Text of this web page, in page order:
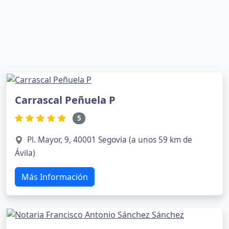
Carrascal Peñuela P
5
Pl. Mayor, 9, 40001 Segovia (a unos 59 km de
Ávila)
Más Información